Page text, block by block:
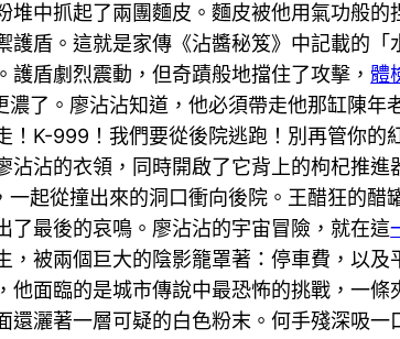
中抓起了兩團麵皮。麵皮被他用氣功般的
盾。這就是家傳《沾醬秘笈》中記載的「
盾劇烈震動，但奇蹟般地擋住了攻擊， 體
了。廖沾沾知道，他必須帶走他那缸陳年
K-999！我們要從後院逃跑！別再管你的
沾沾的衣領，同時開啟了它背上的枸杞推進
起從撞出來的洞口衝向後院。王醋狂的醋
了最後的哀鳴。廖沾沾的宇宙冒險，就在這
被兩個巨大的陰影籠罩著：停車費，以及
面臨的是城市傳說中最恐怖的挑戰，一條
灑著一層可疑的白色粉末。何手殘深吸一